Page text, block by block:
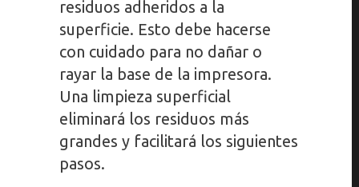
residuos adheridos a la
superficie. Esto debe hacerse
con cuidado para no dañar o
rayar la base de la impresora.
Una limpieza superficial
eliminará los residuos más
grandes y facilitará los siguientes
pasos.